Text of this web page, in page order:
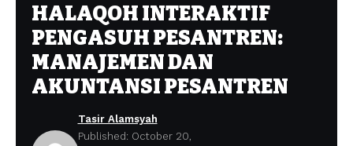
HALAQOH INTERAKTIF
PENGASUH PESANTREN:
MANAJEMEN DAN
AKUNTANSI PESANTREN
Tasir Alamsyah
Published: October 20,